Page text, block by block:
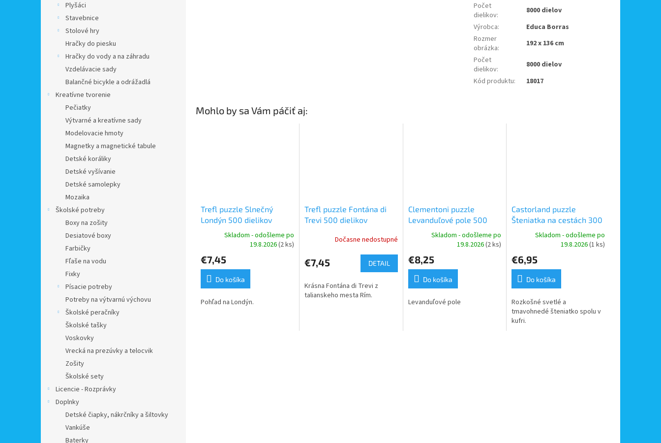
Plyšáci
Stavebnice
Stolové hry
Hračky do piesku
Hračky do vody a na záhradu
Vzdelávacie sady
Balančné bicykle a odrážadlá
Kreatívne tvorenie
Pečiatky
Výtvarné a kreatívne sady
Modelovacie hmoty
Magnetky a magnetické tabule
Detské koráliky
Detské vyšívanie
Detské samolepky
Mozaika
Školské potreby
Boxy na zošity
Desiatové boxy
Farbičky
Fľaše na vodu
Fixky
Písacie potreby
Potreby na výtvarnú výchovu
Školské peračníky
Školské tašky
Voskovky
Vrecká na prezúvky a telocvik
Zošity
Školské sety
Licencie - Rozprávky
Doplnky
Detské čiapky, nákrčníky a šiltovky
Vankúše
Baterky
Počet
dielikov:
8000 dielov
Výrobca:
Educa Borras
Rozmer
obrázka:
192 x 136 cm
Počet
dielikov:
8000 dielov
Kód produktu: 18017
Mohlo by sa Vám páčiť aj:
Trefl puzzle Slnečný
Londýn 500 dielikov
Skladom - odošleme po
19.8.2026(2 ks)
€7,45
Do košíka
Pohľad na Londýn.
Trefl puzzle Fontána di
Trevi 500 dielikov
Dočasne nedostupné
€7,45 DETAIL
Krásna Fontána di Trevi z
talianskeho mesta Rím.
Clementoni puzzle
Levanduľové pole 500
dielikovSkladom - odošleme po
19.8.2026(2 ks)
€8,25
Do košíka
Levanduľové pole
Castorland puzzle
Šteniatka na cestách 300
dielikovSkladom - odošleme po
19.8.2026(1 ks)
€6,95
Do košíka
Rozkošné svetlé a
tmavohnedé šteniatko spolu v
kufri.